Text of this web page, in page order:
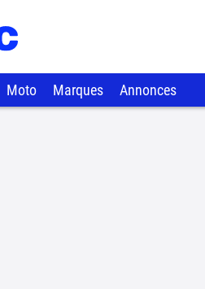
Moto Marques Annonces